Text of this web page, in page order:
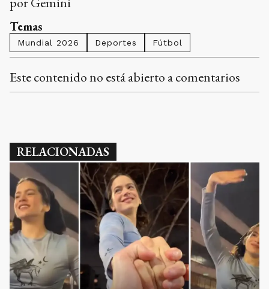
Temas
Mundial 2026 Deportes Fútbol
Este contenido no está abierto a comentarios
RELACIONADAS